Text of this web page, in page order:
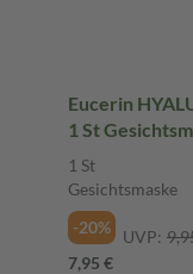
Eucerin
1 St
1 St
Gesichtsmaske
-20%
UVP:
7,95 €